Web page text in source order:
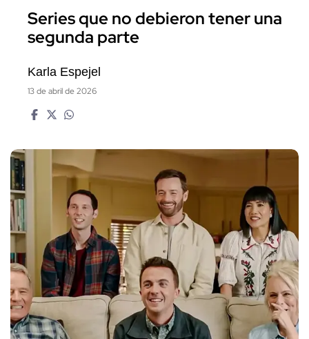
Series que no debieron tener una
segunda parte
Karla Espejel
13 de abril de 2026